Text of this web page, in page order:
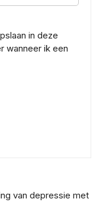
in deze
wanneer ik een
van depressie met